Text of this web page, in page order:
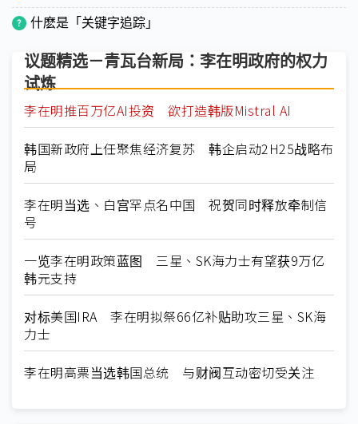
什麽是「关键字追踪」
议题精选－青瓦台新局：李在明政府的权力
试炼
李在明推百万亿AI投资 欲打造韩版Mistral AI
韩国新政府上任聚焦经济复苏 韩企启动2H25战略布
局
李在明当选、白宫罕点名中国 祝贺同时释放牵制信
号
一览李在明政策蓝图 三星、SK海力士有望获9万亿
韩元支持
对标美国IRA 李在明拟祭66亿补贴助攻三星、SK海
力士
李在明高票当选韩国总统 与财阀互动密切受关注